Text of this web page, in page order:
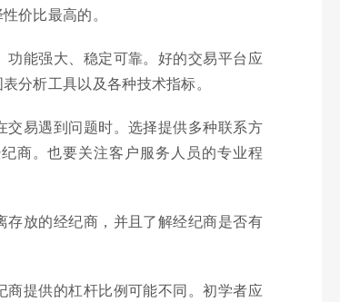
价比最高的。
能强大、稳定可靠。好的交易平台应
分析工具以及各种技术指标。
易遇到问题时。选择提供多种联系方
商。也要关注客户服务人员的专业程
放的经纪商，并且了解经纪商是否有
提供的杠杆比例可能不同。初学者应